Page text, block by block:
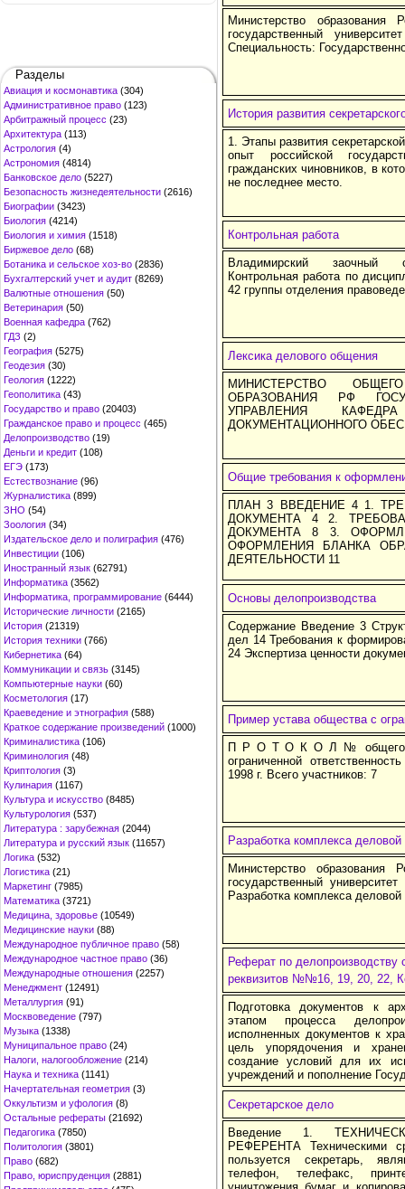
Разделы
Авиация и космонавтика (304)
Административное право (123)
Арбитражный процесс (23)
Архитектура (113)
Астрология (4)
Астрономия (4814)
Банковское дело (5227)
Безопасность жизнедеятельности (2616)
Биографии (3423)
Биология (4214)
Биология и химия (1518)
Биржевое дело (68)
Ботаника и сельское хоз-во (2836)
Бухгалтерский учет и аудит (8269)
Валютные отношения (50)
Ветеринария (50)
Военная кафедра (762)
ГДЗ (2)
География (5275)
Геодезия (30)
Геология (1222)
Геополитика (43)
Государство и право (20403)
Гражданское право и процесс (465)
Делопроизводство (19)
Деньги и кредит (108)
ЕГЭ (173)
Естествознание (96)
Журналистика (899)
ЗНО (54)
Зоология (34)
Издательское дело и полиграфия (476)
Инвестиции (106)
Иностранный язык (62791)
Информатика (3562)
Информатика, программирование (6444)
Исторические личности (2165)
История (21319)
История техники (766)
Кибернетика (64)
Коммуникации и связь (3145)
Компьютерные науки (60)
Косметология (17)
Краеведение и этнография (588)
Краткое содержание произведений (1000)
Криминалистика (106)
Криминология (48)
Криптология (3)
Кулинария (1167)
Культура и искусство (8485)
Культурология (537)
Литература : зарубежная (2044)
Литература и русский язык (11657)
Логика (532)
Логистика (21)
Маркетинг (7985)
Математика (3721)
Медицина, здоровье (10549)
Медицинские науки (88)
Международное публичное право (58)
Международное частное право (36)
Международные отношения (2257)
Менеджмент (12491)
Металлургия (91)
Москвоведение (797)
Музыка (1338)
Муниципальное право (24)
Налоги, налогообложение (214)
Наука и техника (1141)
Начертательная геометрия (3)
Оккультизм и уфология (8)
Остальные рефераты (21692)
Педагогика (7850)
Политология (3801)
Право (682)
Право, юриспруденция (2881)
Министерство образования
государственный
Специальность:
История развития
1. Этапы развития
опыт российской
гражданских чиновников, в
не последнее место.
Контрольная работа
Владимирский заочный
Контрольная работа по
42 группы отделения
Лексика делового общения
МИНИСТЕРСТВО
ОБРАЗОВАНИЯ РФ
УПРАВЛЕНИЯ
ДОКУМЕНТАЦИОННОГО
Общие требования к
ПЛАН 3 ВВЕДЕНИЕ 4 1.
ДОКУМЕНТА 4 2.
ДОКУМЕНТА 8 3.
ОФОРМЛЕНИЯ БЛАНКА
ДЕЯТЕЛЬНОСТИ 11
Основы делопроизводства
Содержание Введение 3
дел 14 Требования к
24 Экспертиза ценности
Пример устава общества с
П Р О Т О К О Л № общего
ограниченной
1998 г. Всего участников: 7
Разработка комплекса
Министерство образования
государственный
Разработка комплекса
Реферат по
реквизитов №№16, 19, 20, 22,
Подготовка документов к
этапом процесса
исполненных документов к
цель упорядочения и
создание условий для их
учреждений и пополнение
Секретарское дело
Введение 1.
РЕФЕРЕНТА Техническими
пользуется секре­тарь,
телефон, телефакс,